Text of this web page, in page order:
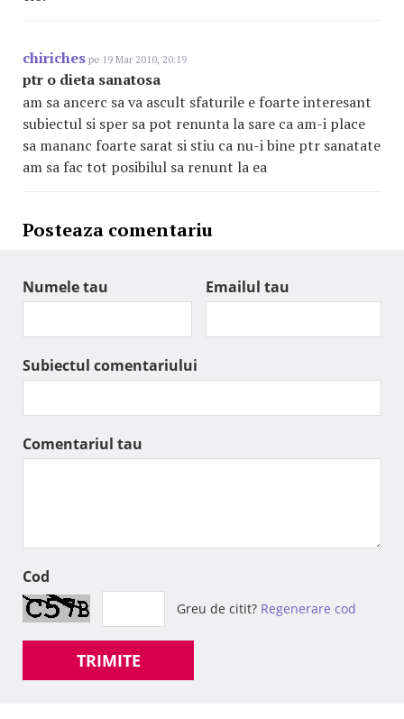
chiriches pe 19 Mar 2010, 20:19
ptr o dieta sanatosa
am sa ancerc sa va ascult sfaturile e foarte interesant
subiectul si sper sa pot renunta la sare ca am-i place
sa mananc foarte sarat si stiu ca nu-i bine ptr sanatate
am sa fac tot posibilul sa renunt la ea
Posteaza comentariu
Numele tau Emailul tau
Subiectul comentariului
Comentariul tau
Cod
Greu de citit? Regenerare cod
TRIMITE